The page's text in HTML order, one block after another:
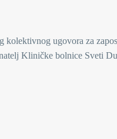
kolektivnog ugovora za
Kliničke bolnice Sveti